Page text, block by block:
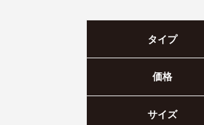
タイプ
価格
サイズ